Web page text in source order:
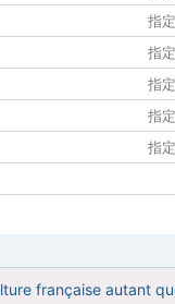
指
指
指
指
指
française autant